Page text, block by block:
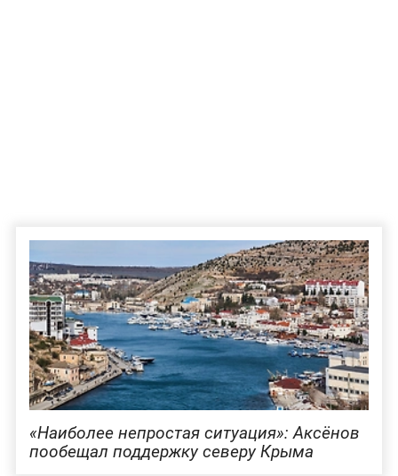
«Наиболее непростая ситуация»: Аксёнов
пообещал поддержку северу Крыма